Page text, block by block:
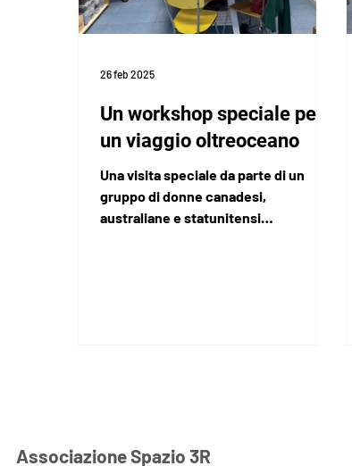
Un workshop speciale per
un viaggio oltreoceano
Una visita speciale da parte di un
gruppo di donne canadesi,
australiane e statunitensi
26 feb 2025
Associazione Spazio 3R